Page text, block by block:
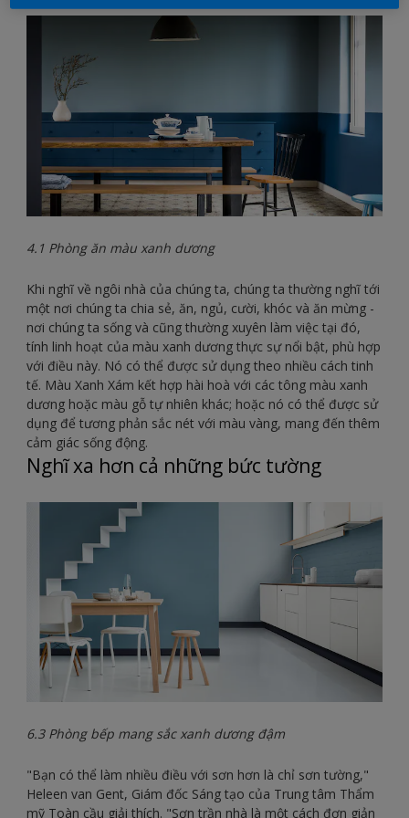
4.1 Phòng ăn màu xanh dương
Khi nghĩ về ngôi nhà của chúng ta, chúng ta thường nghĩ tới
một nơi chúng ta chia sẻ, ăn, ngủ, cười, khóc và ăn mừng -
nơi chúng ta sống và cũng thường xuyên làm việc tại đó,
tính linh hoạt của màu xanh dương thực sự nổi bật, phù hợp
với điều này. Nó có thể được sử dụng theo nhiều cách tinh
tế. Màu Xanh Xám kết hợp hài hoà với các tông màu xanh
dương hoặc màu gỗ tự nhiên khác; hoặc nó có thể được sử
dụng để tương phản sắc nét với màu vàng, mang đến thêm
cảm giác sống động.
Nghĩ xa hơn cả những bức tường
6.3 Phòng bếp mang sắc xanh dương đậm
"Bạn có thể làm nhiều điều với sơn hơn là chỉ sơn tường,"
Heleen van Gent, Giám đốc Sáng tạo của Trung tâm Thẩm
mỹ Toàn cầu giải thích. "Sơn trần nhà là một cách đơn giản